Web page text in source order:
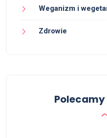
Weganizm i
Zdrowie